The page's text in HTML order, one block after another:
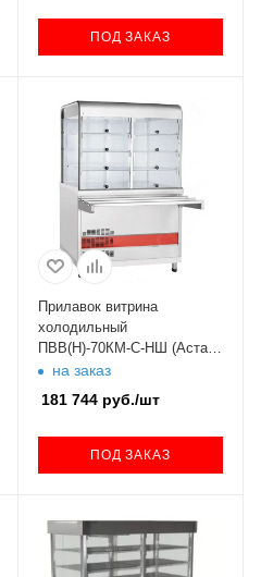
ПОД ЗАКАЗ
Прилавок витрина
холодильный
ПВВ(Н)-70КМ-C-НШ (Аста)
Абатна заказ
181 744руб./шт
ПОД ЗАКАЗ